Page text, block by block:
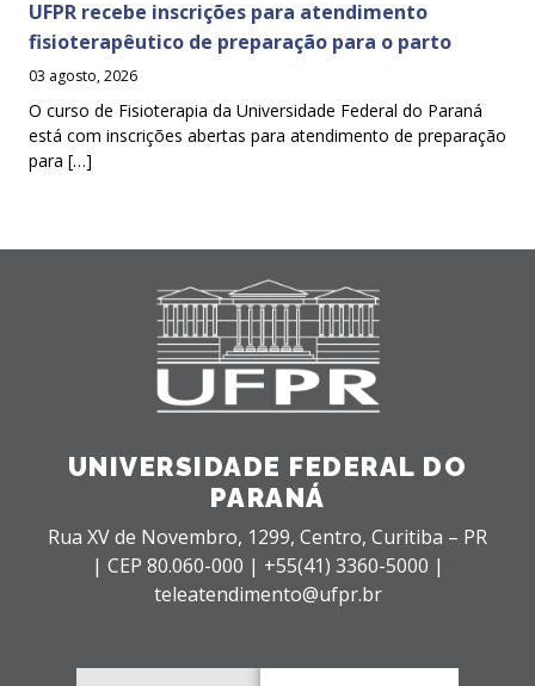
UFPR recebe inscrições para atendimento
fisioterapêutico de preparação para o parto
03 agosto, 2026
O curso de Fisioterapia da Universidade Federal do Paraná
está com inscrições abertas para atendimento de preparação
para […]
UNIVERSIDADE FEDERAL DO
PARANÁ
Rua XV de Novembro, 1299, Centro, Curitiba – PR
| CEP 80.060-000 | +55(41) 3360-5000 |
teleatendimento@ufpr.br